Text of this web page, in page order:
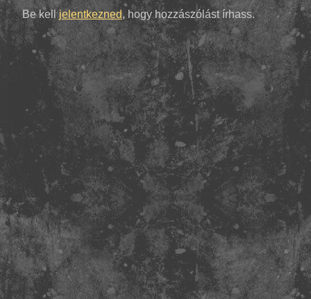
Be kelljelentkezned, hogy hozzászólást írhass.